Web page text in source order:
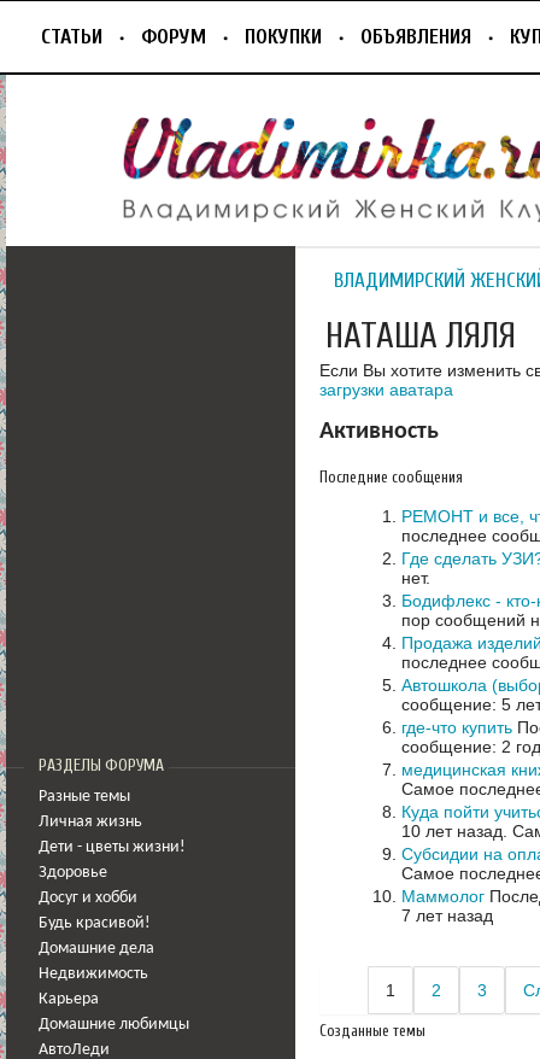
СТАТЬИ ФОРУМ ПОКУПКИ ОБЪЯВЛЕНИЯ
РАЗДЕЛЫ ФОРУМА
Разные темы
Личная жизнь
Дети - цветы жизни!
Здоровье
Досуг и хобби
Будь красивой!
Домашние дела
Недвижимость
Карьера
Домашние любимцы
АвтоЛеди
ВЛАДИМИРСКИЙ
НАТАША ЛЯЛЯ
Если Вы хотите изменить
загрузки аватара
Активность
Последние сообщения
РЕМОНТ и все,
последнее
Где сделать
нет.
Бодифлекс -
пор сообщений
Продажа
последнее
Автошкола
сообщение: 5
где-что купить
сообщение: 2
медицинская
Самое
Куда пойти
10 лет назад.
Субсидии на
Самое
Маммолог
7 лет назад
1 2 3
Созданные темы